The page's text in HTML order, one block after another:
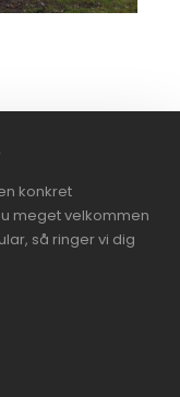
konkret
meget velkommen
så ringer vi dig